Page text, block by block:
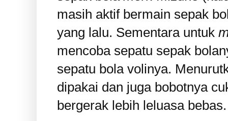
masih aktif bermain sepak
yang lalu. Sementara untuk
mencoba sepatu sepak
sepatu bola volinya.
dipakai dan juga bobotnya
bergerak lebih leluasa bebas.